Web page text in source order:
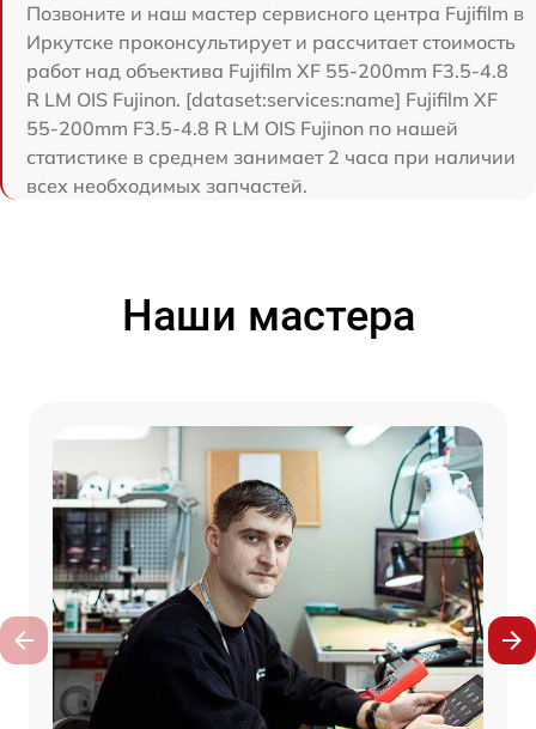
Позвоните и наш мастер сервисного центра Fujifilm в
Иркутске проконсультирует и рассчитает стоимость
работ над объектива Fujifilm XF 55-200mm F3.5-4.8
R LM OIS Fujinon. [dataset:services:name] Fujifilm XF
55-200mm F3.5-4.8 R LM OIS Fujinon по нашей
статистике в среднем занимает 2 часа при наличии
всех необходимых запчастей.
Наши мастера